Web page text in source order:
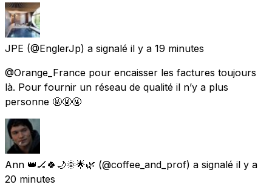
JPE (@EnglerJp) a signalé il y a 19 minutes
@Orange_France pour encaisser les factures toujours
là. Pour fournir un réseau de qualité il n’y a plus
personne 🤬🤬🤬
Ann 👑🏒🍀🌙🌞🌟🌿 (@coffee_and_prof) a signalé il y a
20 minutes